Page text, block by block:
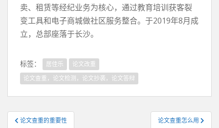
卖、租赁等经纪业务为核心，通过教育培训获客裂
变工具和电子商城做社区服务整合。于2019年8月成
立，总部座落于长沙。
标签： 居佳乐
论文改重
论文查重，论文检测，论文抄袭，论文答辩
文论文查重的重要性 论文查重怎么用